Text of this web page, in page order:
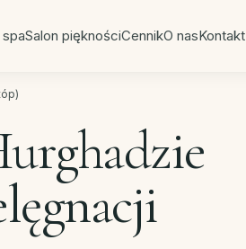
spaSalon pięknościCennikO nasKontakt